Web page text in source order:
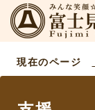
現在のページ